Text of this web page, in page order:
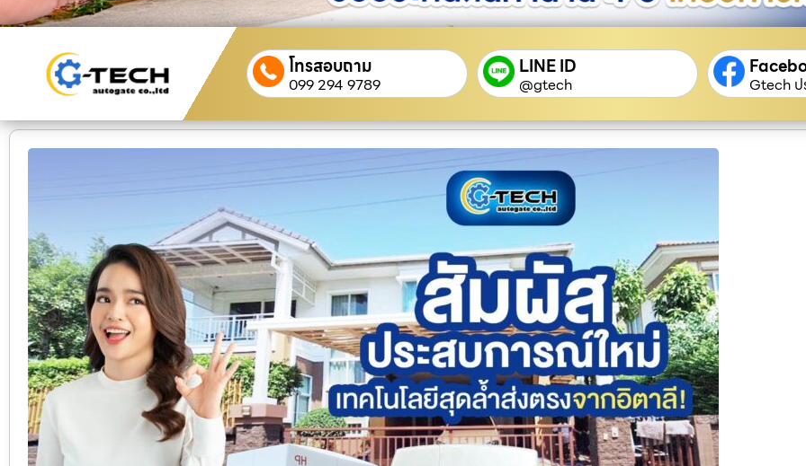
โทรสอบถาม
099 294 9789
LINE ID
@gtech Gtech ป